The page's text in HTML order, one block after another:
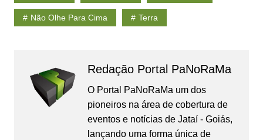
Não Olhe Para Cima Terra
Redação Portal PaNoRaMa
O Portal PaNoRaMa um dos
pioneiros na área de cobertura de
eventos e notícias de Jataí - Goiás,
lançando uma forma única de